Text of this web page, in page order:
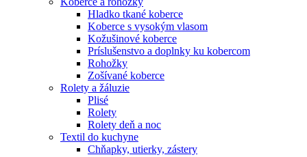
Hladko tkané koberce
Koberce s vysokým vlasom
Kožušinové koberce
Príslušenstvo a doplnky ku kobercom
Rohožky
Zošívané koberce
Rolety a žáluzie
Plisé
Rolety
Rolety deň a noc
Textil do kuchyne
Chňapky, utierky, zástery